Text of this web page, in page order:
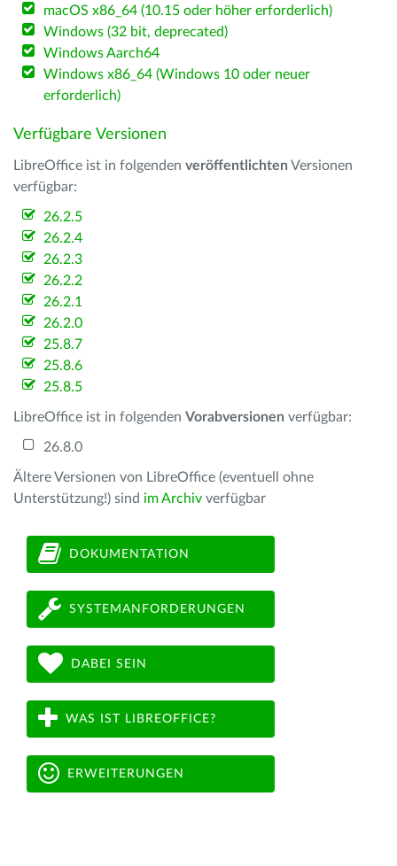
macOS x86_64 (10.15 oder höher erforderlich)
Windows (32 bit, deprecated)
Windows Aarch64
Windows x86_64 (Windows 10 oder neuer
erforderlich)
Verfügbare Versionen
LibreOffice ist in folgenden veröffentlichten Versionen
verfügbar:
26.2.5
26.2.4
26.2.3
26.2.2
26.2.1
26.2.0
25.8.7
25.8.6
25.8.5
LibreOffice ist in folgenden Vorabversionen verfügbar:
26.8.0
Ältere Versionen von LibreOffice (eventuell ohne
Unterstützung!) sind im Archiv verfügbar
DOKUMENTATION
SYSTEMANFORDERUNGEN
DABEI SEIN
WAS IST LIBREOFFICE?
ERWEITERUNGEN